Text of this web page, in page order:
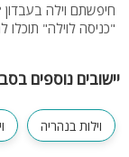
חיפשתם וילה בעבדון
"כניסה לוילה" תוכלו
יישובים נוספים
וילות בנהריה